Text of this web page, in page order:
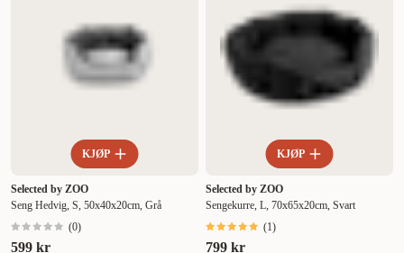
KJØP
Selected by ZOO
Seng Hedvig, S, 50x40x20cm, Grå
(0)
599 kr
KJØP
Selected by ZOO
Sengekurre, L, 70x65x20cm, Svart
(1)
799 kr